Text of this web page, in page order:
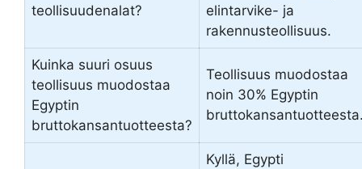
teollisuudenalat?
elintarvike- ja
rakennusteollisuus.
Kuinka suuri osuus
teollisuus muodostaa
Egyptin
bruttokansantuotteesta?
Teollisuus muodostaa
noin 30% Egyptin
Kyllä, Egypti